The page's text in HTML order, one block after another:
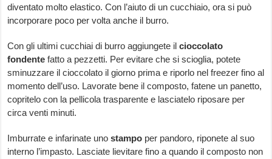
diventato molto elastico. Con l’aiuto di un cucchiaio, ora si può
incorporare poco per volta anche il burro.
Con gli ultimi cucchiai di burro aggiungete ilcioccolato
fondente fatto a pezzetti. Per evitare che si scioglia, potete
sminuzzare il cioccolato il giorno prima e riporlo nel freezer fino al
momento dell’uso. Lavorate bene il composto, fatene un panetto,
copritelo con la pellicola trasparente e lasciatelo riposare per
circa venti minuti.
Imburrate e infarinate unostampo per pandoro, riponete al suo
interno l’impasto. Lasciate lievitare fino a quando il composto non